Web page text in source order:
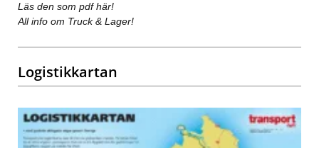
Läs den som pdf här!
All info om Truck & Lager!
Logistikkartan